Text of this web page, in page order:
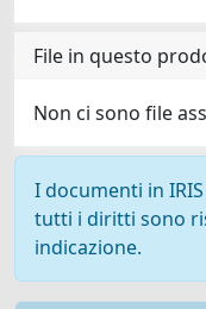
File in questo
Non ci sono file
I documenti in
tutti i diritti sono
indicazione.